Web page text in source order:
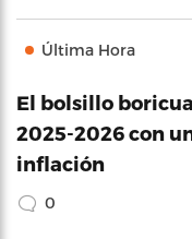
Última Hora
El bolsillo
2025-2026 con
inflación
0